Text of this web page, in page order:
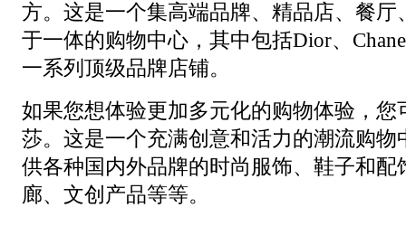
方。这是一个集高端品牌、精品店、餐厅
于一体的购物中心，其中包括Dior、
一系列顶级品牌店铺。
如果您想体验更加多元化的购物体验，您
莎。这是一个充满创意和活力的潮流购物
供各种国内外品牌的时尚服饰、鞋子和配
廊、文创产品等等。